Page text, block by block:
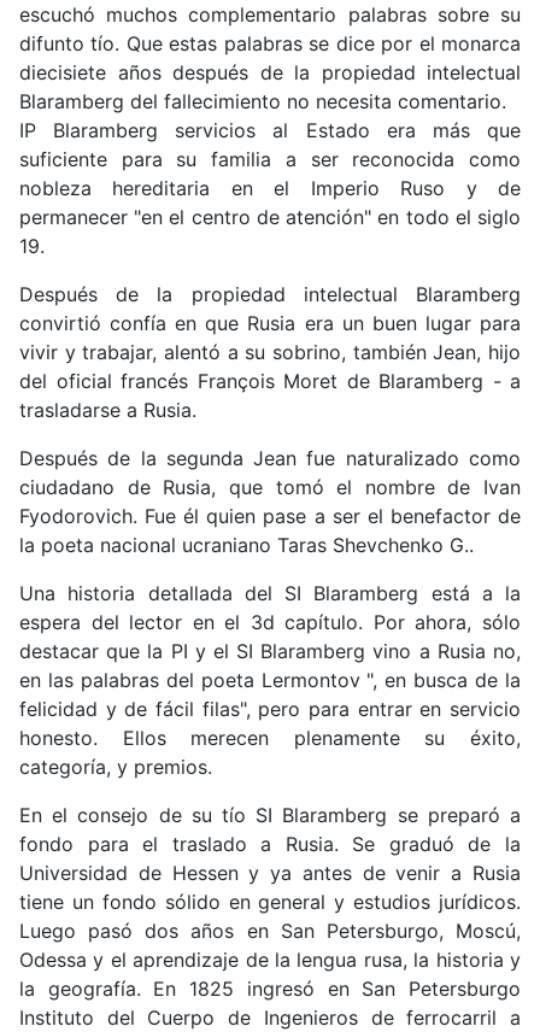
escuchó muchos complementario palabras sobre su
difunto tío. Que estas palabras se dice por el monarca
diecisiete años después de la propiedad intelectual
Blaramberg del fallecimiento no necesita comentario.
IP Blaramberg servicios al Estado era más que
suficiente para su familia a ser reconocida como
nobleza hereditaria en el Imperio Ruso y de
permanecer "en el centro de atención" en todo el siglo
19.
Después de la propiedad intelectual Blaramberg
convirtió confía en que Rusia era un buen lugar para
vivir y trabajar, alentó a su sobrino, también Jean, hijo
del oficial francés François Moret de Blaramberg - a
trasladarse a Rusia.
Después de la segunda Jean fue naturalizado como
ciudadano de Rusia, que tomó el nombre de Ivan
Fyodorovich. Fue él quien pase a ser el benefactor de
la poeta nacional ucraniano Taras Shevchenko G..
Una historia detallada del SI Blaramberg está a la
espera del lector en el 3d capítulo. Por ahora, sólo
destacar que la PI y el SI Blaramberg vino a Rusia no,
en las palabras del poeta Lermontov ", en busca de la
felicidad y de fácil filas", pero para entrar en servicio
honesto. Ellos merecen plenamente su éxito,
categoría, y premios.
En el consejo de su tío SI Blaramberg se preparó a
fondo para el traslado a Rusia. Se graduó de la
Universidad de Hessen y ya antes de venir a Rusia
tiene un fondo sólido en general y estudios jurídicos.
Luego pasó dos años en San Petersburgo, Moscú,
Odessa y el aprendizaje de la lengua rusa, la historia y
la geografía. En 1825 ingresó en San Petersburgo
Instituto del Cuerpo de Ingenieros de ferrocarril a